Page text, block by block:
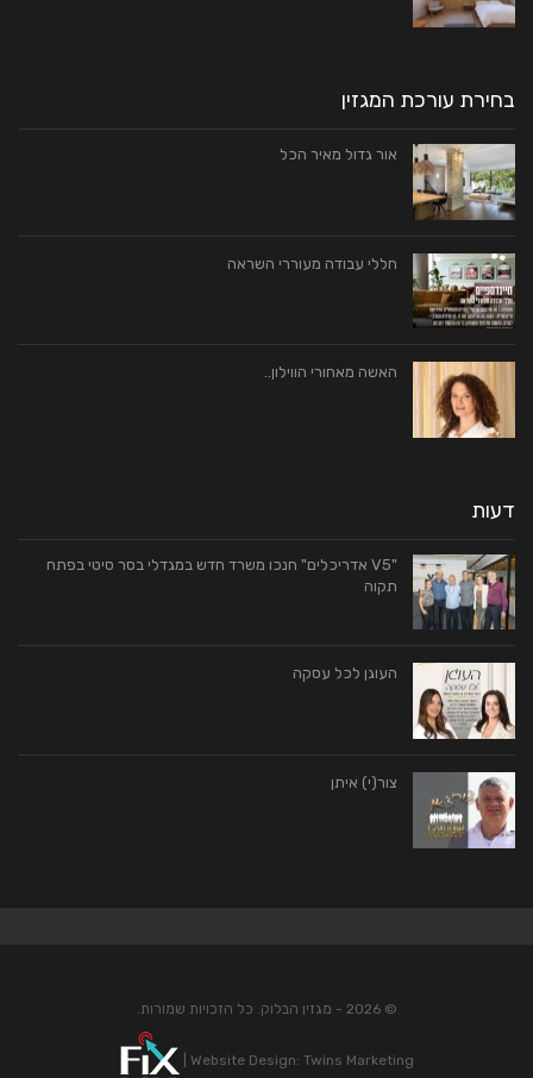
בחירת עורכת המגזין
אור גדול מאיר הכל
חללי עבודה מעוררי השראה
האשה מאחורי הווילון..
דעות
"V5 אדריכלים" חנכו משרד חדש במגדלי בסר סיטי בפתח
תקוה
העוגן לכל עסקה
צור(י) איתן
© 2026 - מגזין הבלוק. כל הזכויות שמורות.
Website Design: Twins Marketing